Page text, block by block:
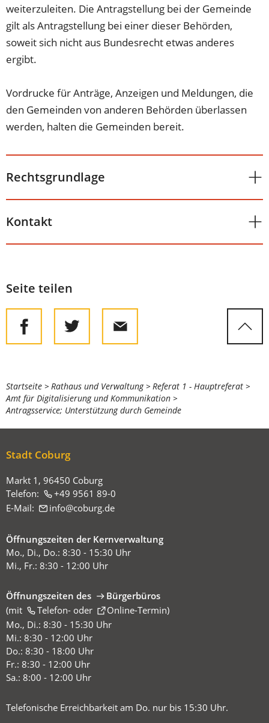
weiterzuleiten. Die Antragstellung bei der Gemeinde
gilt als Antragstellung bei einer dieser Behörden,
soweit sich nicht aus Bundesrecht etwas anderes
ergibt.
Vordrucke für Anträge, Anzeigen und Meldungen, die
den Gemeinden von anderen Behörden überlassen
werden, halten die Gemeinden bereit.
Rechtsgrundlage
Kontakt
Seite teilen
Sie
befinden
sich
Startseite Rathaus und Verwaltung
Referat 1 - Hauptreferat
Amt für Digitalisierung und Kommunikation
Antragsservice; Unterstützung durch Gemeinde
Stadt Coburg
Markt 1, 96450 Coburg
Telefon:
+49 9561 89-0
E-Mail:
info coburg de
Öffnungszeiten der Kernverwaltung
Mo., Di., Do.: 8:30 - 15:30 Uhr
Mi., Fr.: 8:30 - 12:00 Uhr
Öffnungszeiten des
Bürgerbüros
(mit
Telefon-oder Online-Termin
(Öffnet
in
einem
neuen
Tab)
)
Mo., Di.: 8:30 - 15:30 Uhr
Mi.: 8:30 - 12:00 Uhr
Do.: 8:30 - 18:00 Uhr
Fr.: 8:30 - 12:00 Uhr
Sa.: 8:00 - 12:00 Uhr
Telefonische Erreichbarkeit am Do. nur bis 15:30 Uhr.